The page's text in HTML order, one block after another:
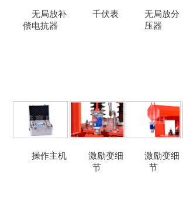
无局放补
偿电抗器
千伏表
无局放分
压器
操作主机
激励变细
节
激励变细
节